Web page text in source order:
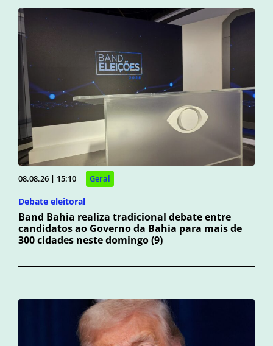
08.08.26 | 15:10 Geral
Debate eleitoral
Band Bahia realiza tradicional debate entre
candidatos ao Governo da Bahia para mais de
300 cidades neste domingo (9)